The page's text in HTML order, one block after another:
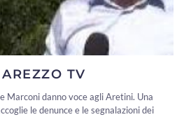
AREZZO TV
Marconi danno voce agli Aretini. Una
le denunce e le segnalazioni dei